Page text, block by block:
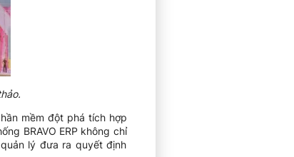
mềm đột phá tích hợp
BRAVO ERP không chỉ
lý đưa ra quyết định